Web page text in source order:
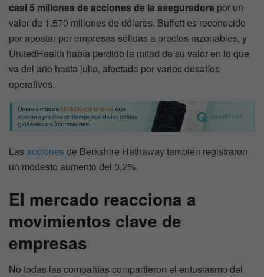
casi 5 millones de acciones de la aseguradora por un
valor de 1.570 millones de dólares. Buffett es reconocido
por apostar por empresas sólidas a precios razonables, y
UnitedHealth había perdido la mitad de su valor en lo que
va del año hasta julio, afectada por varios desafíos
operativos.
Las accionesde Berkshire Hathaway también registraron
un modesto aumento del 0,2%.
El mercado reacciona a
movimientos clave de
empresas
No todas las compañías compartieron el entusiasmo del